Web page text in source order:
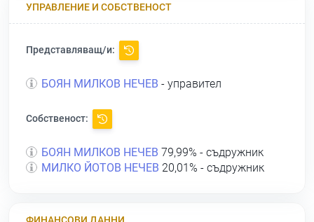
УПРАВЛЕНИЕ И СОБСТВЕНОСТ
Представляващ/и:
БОЯН МИЛКОВ НЕЧЕВ - управител
Собственост:
БОЯН МИЛКОВ НЕЧЕВ 79,99% - съдружник
МИЛКО ЙОТОВ НЕЧЕВ 20,01% - съдружник
ФИНАНСОВИ ДАННИ